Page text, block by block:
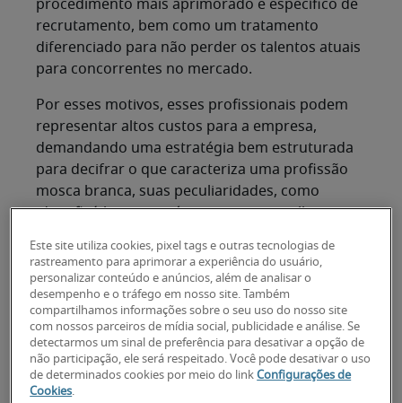
procedimento mais aprimorado e específico de
recrutamento, bem como um tratamento
diferenciado para não perder os talentos atuais
para concorrentes no mercado.
Por esses motivos, esses profissionais podem
representar altos custos para a empresa,
demandando uma estratégia bem estruturada
para decifrar o que caracteriza uma profissão
mosca branca, suas peculiaridades, como
identificá-las no negócio e quais as melhores
colaboradores.
Nesse sentido, apresentamos neste artigo as
principais informações sobre as profissões
mosca branca, mostrando como lidar com os
desafios que elas representam para empresa.
Acompanhe!
Este site utiliza cookies, pixel tags e outras tecnologias de
rastreamento para aprimorar a experiência do usuário,
personalizar conteúdo e anúncios, além de analisar o
desempenho e o tráfego em nosso site. Também
compartilhamos informações sobre o seu uso do nosso site
com nossos parceiros de mídia social, publicidade e análise. Se
detectarmos um sinal de preferência para desativar a opção de
não participação, ele será respeitado. Você pode desativar o uso
de determinados cookies por meio do linkConfigurações de
Cookies